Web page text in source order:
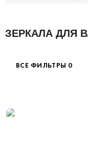
ЗЕРКАЛА ДЛЯ
ВСЕ ФИЛЬТРЫ 0